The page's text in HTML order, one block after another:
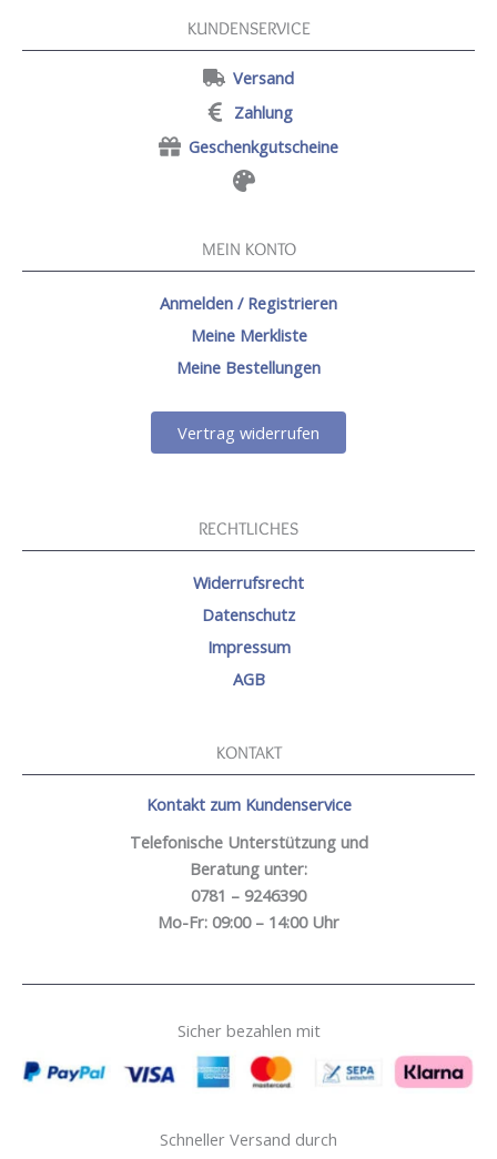
KUNDENSERVICE
Versand
Zahlung
Geschenkgutscheine
MEIN KONTO
Anmelden / Registrieren
Meine Merkliste
Meine Bestellungen
Vertrag widerrufen
RECHTLICHES
Widerrufsrecht
Datenschutz
Impressum
AGB
KONTAKT
Kontakt zum Kundenservice
Telefonische Unterstützung und
Beratung unter:
0781 – 9246390
Mo-Fr: 09:00 – 14:00 Uhr
Sicher bezahlen mit
Schneller Versand durch